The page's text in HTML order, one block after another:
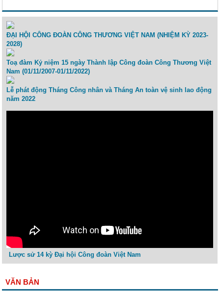
ĐẠI HỘI CÔNG ĐOÀN CÔNG THƯƠNG VIỆT NAM (NHIỆM KỲ 2023-
2028)
Toạ đàm Kỷ niệm 15 ngày Thành lập Công đoàn Công Thương Việt
Nam (01/11/2007-01/11/2022)
Lễ phát động Tháng Công nhân và Tháng An toàn vệ sinh lao động
năm 2022
Lược sử 14 kỳ Đại hội Công đoàn Việt Nam
VĂN BẢN